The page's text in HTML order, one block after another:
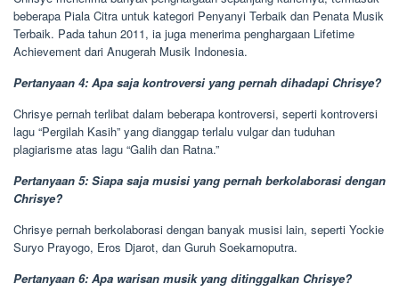
beberapa Piala Citra untuk kategori Penyanyi Terbaik dan Penata Musik
Terbaik. Pada tahun 2011, ia juga menerima penghargaan Lifetime
Achievement dari Anugerah Musik Indonesia.
Pertanyaan 4: Apa saja kontroversi yang pernah dihadapi Chrisye?
Chrisye pernah terlibat dalam beberapa kontroversi, seperti kontroversi
lagu “Pergilah Kasih” yang dianggap terlalu vulgar dan tuduhan
plagiarisme atas lagu “Galih dan Ratna.”
Pertanyaan 5: Siapa saja musisi yang pernah berkolaborasi dengan
Chrisye?
Chrisye pernah berkolaborasi dengan banyak musisi lain, seperti Yockie
Suryo Prayogo, Eros Djarot, dan Guruh Soekarnoputra.
Pertanyaan 6: Apa warisan musik yang ditinggalkan Chrisye?